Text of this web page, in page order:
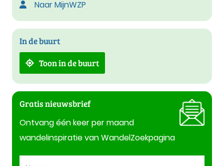
Naar MijnWZP
In de buurt
Toon in de buurt
Gratis nieuwsbrief
Ontvang één keer per maand
wandelinspiratie van WandelZoekpagina